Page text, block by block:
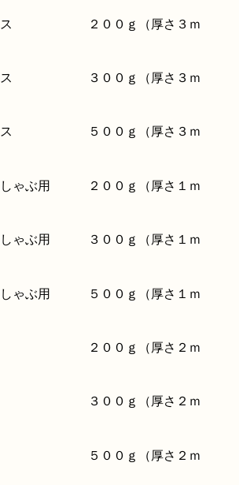
イス ２００ｇ（厚さ３ｍ
イス ３００ｇ（厚さ３ｍ
イス ５００ｇ（厚さ３ｍ
しゃぶ用 ２００ｇ（厚さ１ｍ
しゃぶ用 ３００ｇ（厚さ１ｍ
しゃぶ用 ５００ｇ（厚さ１ｍ
し ２００ｇ（厚さ２ｍ
し ３００ｇ（厚さ２ｍ
し ５００ｇ（厚さ２ｍ